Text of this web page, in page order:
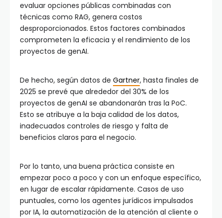
evaluar opciones públicas combinadas con
técnicas como RAG, genera costos
desproporcionados. Estos factores combinados
comprometen la eficacia y el rendimiento de los
proyectos de genAI.
De hecho, según datos de Gartner, hasta finales de
2025 se prevé que alrededor del 30% de los
proyectos de genAI se abandonarán tras la PoC.
Esto se atribuye a la baja calidad de los datos,
inadecuados controles de riesgo y falta de
beneficios claros para el negocio.
Por lo tanto, una buena práctica consiste en
empezar poco a poco y con un enfoque específico,
en lugar de escalar rápidamente. Casos de uso
puntuales, como los agentes jurídicos impulsados
por IA, la automatización de la atención al cliente o